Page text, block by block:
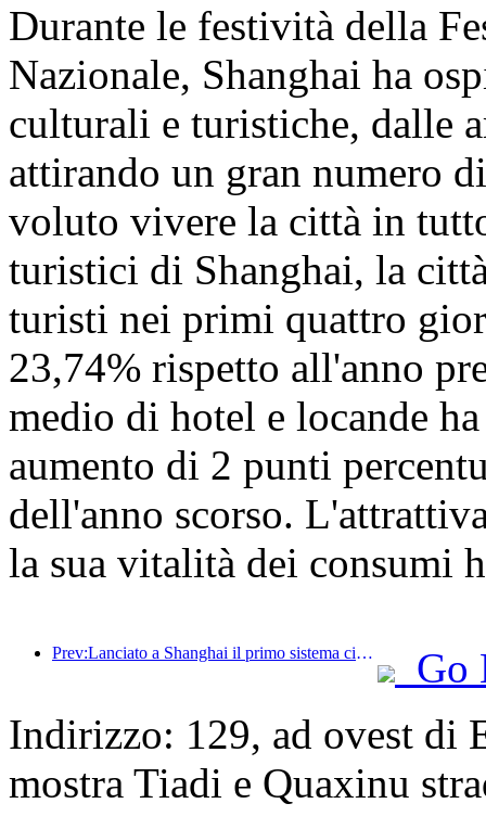
Durante le festività della
Nazionale, Shanghai ha
culturali e turistiche, dalle
attirando un gran numero
voluto vivere la città in
turistici di Shanghai, la
turisti nei primi quattro
23,74% rispetto all'anno
medio di hotel e locande
aumento di 2 punti
dell'anno scorso.
la sua vitalità dei consumi
Prev:Lanciato a Shanghai il primo sistema cinese di consumo culturale e turistico self-service per turisti stranieri
Go
Indirizzo: 129, ad ovest di
mostra Tiadi e Quaxinu